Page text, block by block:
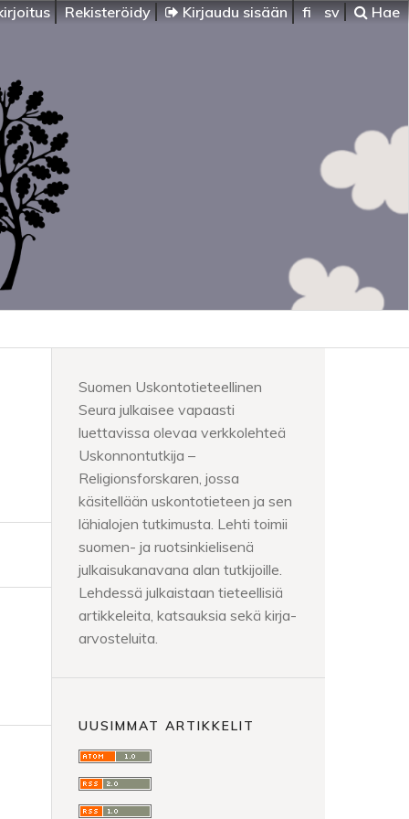
Rekisteröidy Kirjaudu sisään fi sv Hae
Suomen Uskontotieteellinen
Seura julkaisee vapaasti
luettavissa olevaa verkkolehteä
Uskonnontutkija –
Religionsforskaren, jossa
käsitellään uskontotieteen ja sen
lähialojen tutkimusta. Lehti toimii
suomen- ja ruotsinkielisenä
julkaisukanavana alan tutkijoille.
Lehdessä julkaistaan tieteellisiä
artikkeleita, katsauksia sekä kirja-
arvosteluita.
UUSIMMAT ARTIKKELIT